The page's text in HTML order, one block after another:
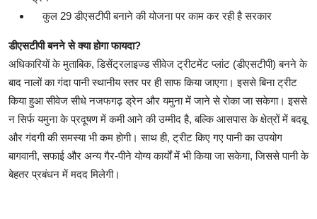
कुल 29 डीएसटीपी बनाने की योजना पर काम कर रही है सरकार
डीएसटीपी बनने से क्या होगा फायदा?
अधिकारियों के मुताबिक, डिसेंट्रलाइज्ड सीवेज ट्रीटमेंट प्लांट (डीएसटीपी) बनने के
बाद नालों का गंदा पानी स्थानीय स्तर पर ही साफ किया जाएगा। इससे बिना ट्रीट
किया हुआ सीवेज सीधे नजफगढ़ ड्रेन और यमुना में जाने से रोका जा सकेगा। इससे
न सिर्फ यमुना के प्रदूषण में कमी आने की उम्मीद है, बल्कि आसपास के क्षेत्रों में बदबू
और गंदगी की समस्या भी कम होगी। साथ ही, ट्रीट किए गए पानी का उपयोग
बागवानी, सफाई और अन्य गैर-पीने योग्य कार्यों में भी किया जा सकेगा, जिससे पानी के
बेहतर प्रबंधन में मदद मिलेगी।